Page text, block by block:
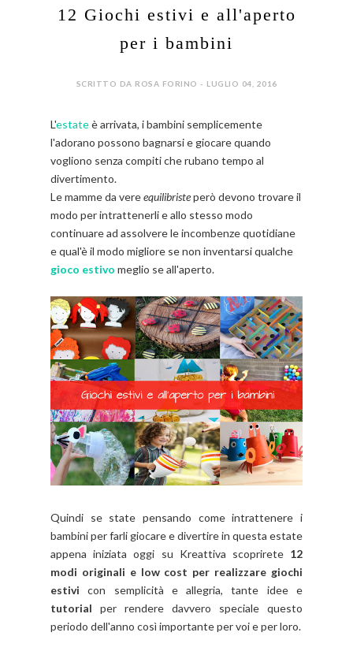
12 Giochi estivi e all'aperto
per i bambini
SCRITTO DA ROSA FORINO - LUGLIO 04, 2016
L'estateè arrivata, i bambini semplicemente
l'adorano possono bagnarsi e giocare quando
vogliono senza compiti che rubano tempo al
divertimento.
Le mamme da vereequilibristeperò devono trovare il
modo per intrattenerli e allo stesso modo
continuare ad assolvere le incombenze quotidiane
e qual'è il modo migliore se non inventarsi qualche
gioco estivo meglio se all'aperto.
Quindi se state pensando come intrattenere i
bambini per farli giocare e divertire in questa estate
appena iniziata oggi su Kreattiva scoprirete 12
modi originali e low cost per realizzare giochi
estivicon semplicità e allegria, tante idee e
tutorial per rendere davvero speciale questo
periodo dell'anno così importante per voi e per loro.